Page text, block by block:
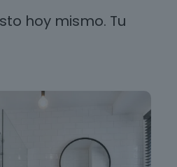
hoy mismo. Tu